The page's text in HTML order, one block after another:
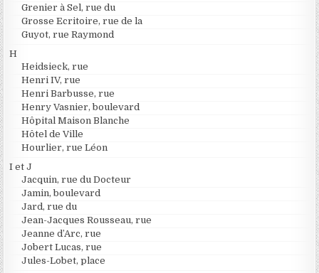
Grenier à Sel, rue du
Grosse Ecritoire, rue de la
Guyot, rue Raymond
H
Heidsieck, rue
Henri IV, rue
Henri Barbusse, rue
Henry Vasnier, boulevard
Hôpital Maison Blanche
Hôtel de Ville
Hourlier, rue Léon
I et J
Jacquin, rue du Docteur
Jamin, boulevard
Jard, rue du
Jean-Jacques Rousseau, rue
Jeanne d’Arc, rue
Jobert Lucas, rue
Jules-Lobet, place